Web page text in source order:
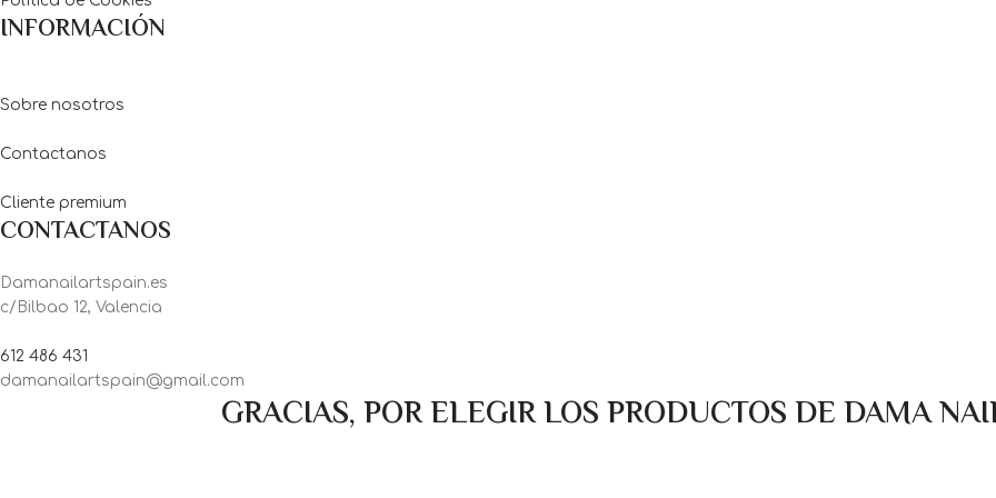
INFORMACIÓN
Sobre nosotros
Contactanos
Cliente premium
CONTACTANOS
Damanailartspain.es
c/Bilbao 12, Valencia
612 486 431
damanailartspain@gmail.com
GRACIAS, POR ELEGIR LOS PRODUCTOS DE DAMA